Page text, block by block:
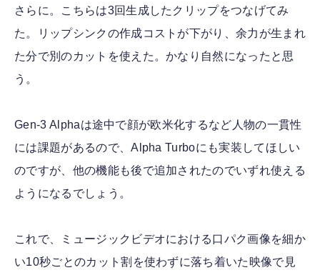
さらに。こちらは3回生成したクリップをつなげてみ
た。リップシンクの作成コストが下がり、余力が生まれ
た分で別のカットを使えた。かなり自然になったと思
う。
Gen-3 Alphaは途中で顔が欧米化するなど人物の一貫性
には課題があるので、Alpha Turboにも実装してほしい
のですが、他の機能も後で追加されたのでいずれ使える
ようになるでしょう。
これで、ミュージックビデオにおける口パク画像を細か
い10秒ごとのカット割を使わずに落ち着いた映像で見